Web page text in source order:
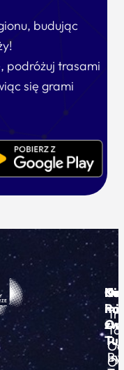
budując
podróżuj trasami
się grami
O
i